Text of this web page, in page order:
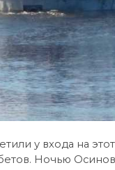
у входа на
Ночью